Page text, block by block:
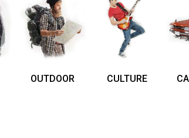
OUTDOOR CULTURE